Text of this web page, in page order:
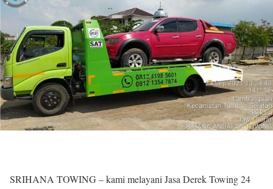
SRIHANA TOWING – kami melayani Jasa Derek Towing 24